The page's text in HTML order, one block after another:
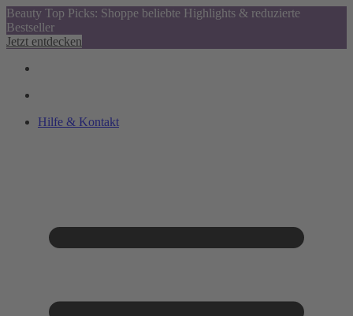
Beauty Top Picks: Shoppe beliebte Highlights & reduzierte
Bestseller
Jetzt entdecken
Hilfe & Kontakt